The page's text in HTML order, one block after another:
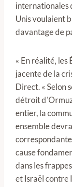
internationales
Unis voulaient
davantage de
« En réalité,
jacente de la
Direct. « Selon
détroit
entier, la
ensemble
cause
dans les
et Israël contre